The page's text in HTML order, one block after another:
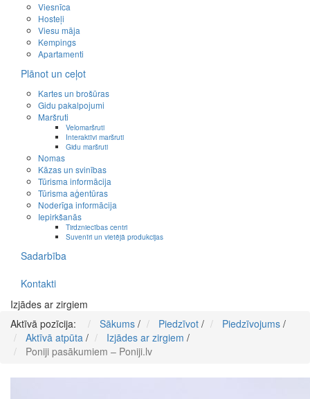
Viesnīca
Hosteļi
Viesu māja
Kempings
Apartamenti
Plānot un ceļot
Kartes un brošūras
Gidu pakalpojumi
Maršruti
Velomaršruti
Interaktīvi maršruti
Gidu maršruti
Nomas
Kāzas un svinības
Tūrisma informācija
Tūrisma aģentūras
Noderīga informācija
Iepirkšanās
Tirdzniecības centri
Suvenīri un vietējā produkcijas
Sadarbība
Kontakti
Izjādes ar zirgiem
Aktīvā pozīcija:
Sākums / Piedzīvot / Piedzīvojums /
Aktīvā atpūta / Izjādes ar zirgiem /
Poniji pasākumiem – Poniji.lv